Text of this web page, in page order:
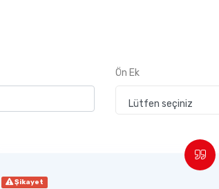
Ön Ek
Lütfen seçiniz
Şikayet